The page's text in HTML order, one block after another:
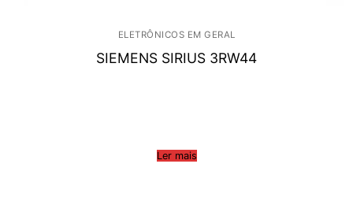
ELETRÔNICOS EM GERAL
SIEMENS SIRIUS 3RW44
Ler mais